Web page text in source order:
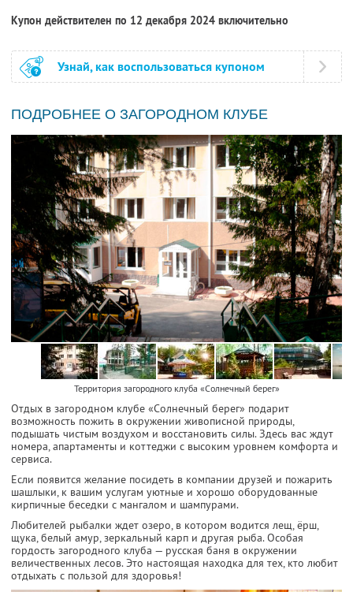
Купон действителен по 12 декабря 2024 включительно
Узнай, как воспользоваться купоном
ПОДРОБНЕЕ О ЗАГОРОДНОМ КЛУБЕ
Территория загородного клуба «Солнечный берег»
Отдых в загородном клубе «Солнечный берег» подарит
возможность пожить в окружении живописной природы,
подышать чистым воздухом и восстановить силы. Здесь вас ждут
номера, апартаменты и коттеджи с высоким уровнем комфорта и
сервиса.
Если появится желание посидеть в компании друзей и пожарить
шашлыки, к вашим услугам уютные и хорошо оборудованные
кирпичные беседки с мангалом и шампурами.
Любителей рыбалки ждет озеро, в котором водится лещ, ёрш,
щука, белый амур, зеркальный карп и другая рыба. Особая
гордость загородного клуба — русская баня в окружении
величественных лесов. Это настоящая находка для тех, кто любит
отдыхать с пользой для здоровья!